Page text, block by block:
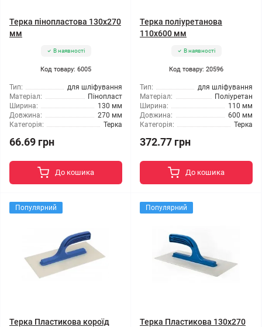
Терка пінопластова 130x270
мм
В наявності
Код товару: 6005
Тип:
для шліфування
Матеріал:
Пінопласт
Ширина:
130 мм
Довжина:
270 мм
Категорія:
Терка
66.69 грн
До кошика
Терка поліуретанова
110x600 мм
В наявності
Код товару: 20596
Тип:
для шліфування
Матеріал:
Поліуретан
Ширина:
110 мм
Довжина:
600 мм
Категорія:
Терка
372.77 грн
До кошика
Популярний
Терка Пластикова короїд
Популярний
Терка Пластикова 130x270